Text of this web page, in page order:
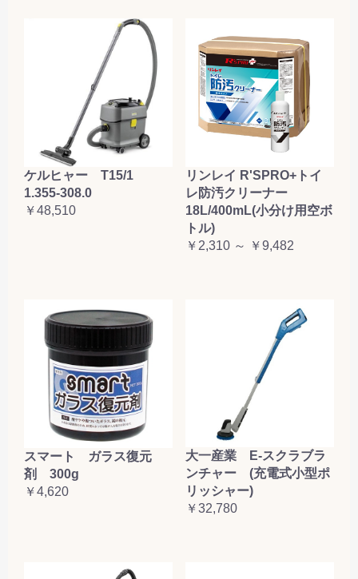
ケルヒャー T15/1
1.355-308.0
￥48,510
リンレイ R'SPRO+トイ
レ防汚クリーナー
18L/400mL(小分け用空ボ
トル)
￥2,310 ～ ￥9,482
スマート ガラス復元
剤 300g
￥4,620
大一産業 E-スクラブラ
ンチャー (充電式小型ポ
リッシャー)
￥32,780